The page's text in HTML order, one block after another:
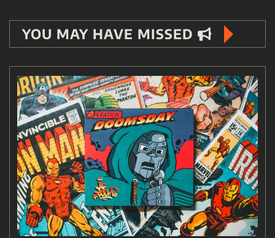
YOU MAY HAVE MISSED